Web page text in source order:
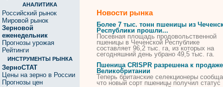
АНАЛИТИКА
Российский рынок
Мировой рынок
Зерновой
еженедельник
Прогнозы урожая
Рейтинги
ИНСТРУМЕНТЫ РЫНКА
ЗерноСТАТ
Цены на зерно в России
Прогнозы цен
Новости рынка
Более 7 тыс. тонн пшеницы из
Республики прошли...
Посевная площадь продовольственной
пшеницы в Чеченской Республике
составляет 96,2 тыс. га, из которых на
сегодняшний день убрано 49,5 тыс. га.
ПшеницаCRISPR разрешена к
Великобритании
Теперь британские селекционеры
что новый сорт пшеницы получил статус